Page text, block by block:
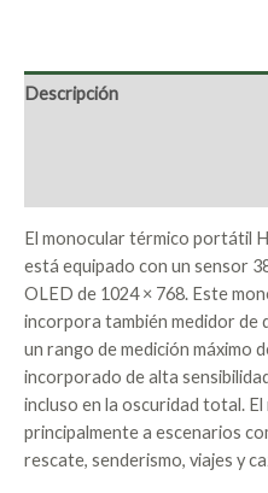
Descripción
El monocular térmico portátil
está equipado con un sensor
OLED de 1024 × 768. Este
incorpora también medidor de
un rango de medición máximo
incorporado de alta
incluso en la oscuridad total.
principalmente a escenarios
rescate, senderismo, viajes y